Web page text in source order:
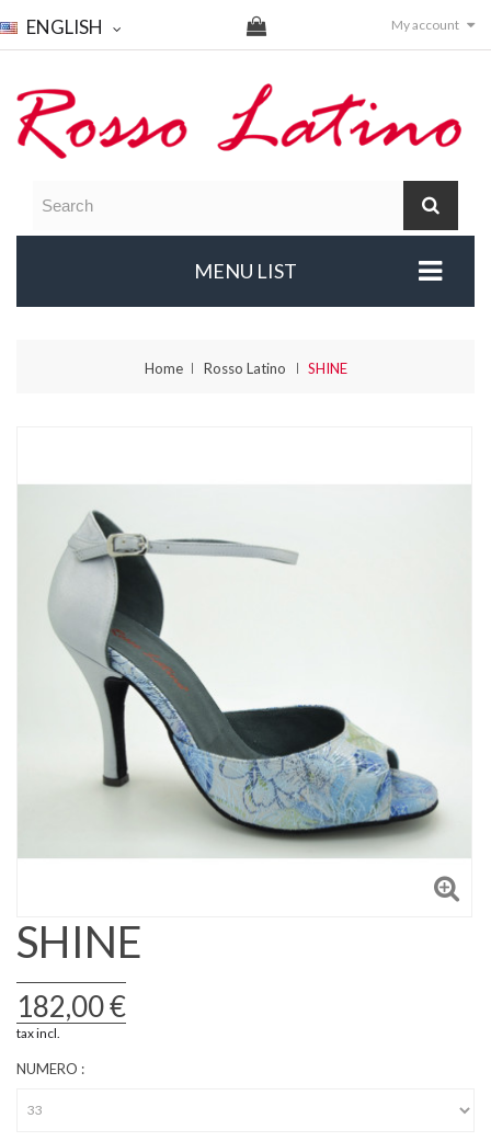
My account
ENGLISH
MENU LIST
Home Rosso Latino SHINE
SHINE
182,00 €
tax incl.
NUMERO :